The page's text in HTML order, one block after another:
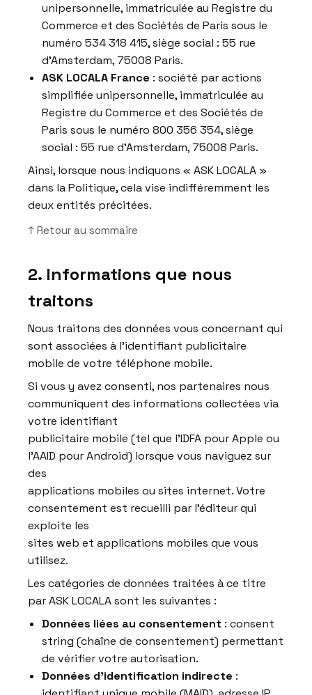
unipersonnelle, immatriculée au Registre du
Commerce et des Sociétés de Paris sous le
numéro 534 318 415, siège social : 55 rue
d’Amsterdam, 75008 Paris.
ASK LOCALA France : société par actions
simplifiée unipersonnelle, immatriculée au
Registre du Commerce et des Sociétés de
Paris sous le numéro 800 356 354, siège
social : 55 rue d’Amsterdam, 75008 Paris.
Ainsi, lorsque nous indiquons « ASK LOCALA »
dans la Politique, cela vise indifféremment les
deux entités précitées.
↑ Retour au sommaire
2. Informations que nous
traitons
Nous traitons des données vous concernant qui
sont associées à l’identifiant publicitaire
mobile de votre téléphone mobile.
Si vous y avez consenti, nos partenaires nous
communiquent des informations collectées via
votre identifiant
publicitaire mobile (tel que l’IDFA pour Apple ou
l’AAID pour Android) lorsque vous naviguez sur
des
applications mobiles ou sites internet. Votre
consentement est recueilli par l’éditeur qui
exploite les
sites web et applications mobiles que vous
utilisez.
Les catégories de données traitées à ce titre
par ASK LOCALA sont les suivantes :
Données liées au consentement : consent
string (chaîne de consentement) permettant
de vérifier votre autorisation.
Données d’identification indirecte :